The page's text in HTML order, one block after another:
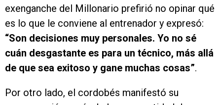
exenganche del Millonario prefirió no opinar qué
es lo que le conviene al entrenador y expresó:
“Son decisiones muy personales. Yo no sé
cuán desgastante es para un técnico, más allá
de que sea exitoso y gane muchas cosas”.
Por otro lado, el cordobés manifestó su